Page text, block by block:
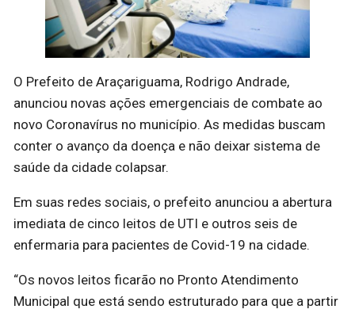
O Prefeito de Araçariguama, Rodrigo Andrade,
anunciou novas ações emergenciais de combate ao
novo Coronavírus no município. As medidas buscam
conter o avanço da doença e não deixar sistema de
saúde da cidade colapsar.
Em suas redes sociais, o prefeito anunciou a abertura
imediata de cinco leitos de UTI e outros seis de
enfermaria para pacientes de Covid-19 na cidade.
“Os novos leitos ficarão no Pronto Atendimento
Municipal que está sendo estruturado para que a partir